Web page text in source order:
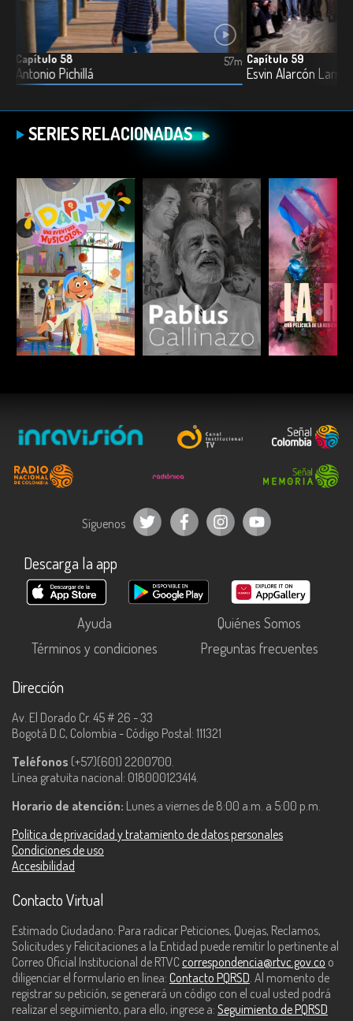
Capítulo 58
Antonio Pichillá
57m Capítulo 59
Esvin Alarcón Lam
SERIES RELACIONADAS
ESCUCHAR ESCUCHAR
Síguenos
Descarga la app
Ayuda
Quiénes Somos
Términos y condiciones
Preguntas frecuentes
Dirección
Av. El Dorado Cr. 45 # 26 - 33
Bogotá D.C, Colombia - Código Postal: 111321
Teléfonos (+57)(601) 2200700.
Línea gratuita nacional: 018000123414.
Horario de atención: Lunes a viernes de 8:00 a.m. a 5:00 p.m.
Política de privacidad y tratamiento de datos personales
Condiciones de uso
Accesibilidad
Contacto Virtual
Estimado Ciudadano: Para radicar Peticiones, Quejas, Reclamos,
Solicitudes y Felicitaciones a la Entidad puede remitir lo pertinente al
Correo Oficial Institucional de RTVC correspondencia@rtvc.gov.co o
diligenciar el formulario en línea: Contacto PQRSD. Al momento de
registrar su petición, se generará un código con el cual usted podrá
realizar el seguimiento, para ello, ingrese a: Seguimiento de PQRSD